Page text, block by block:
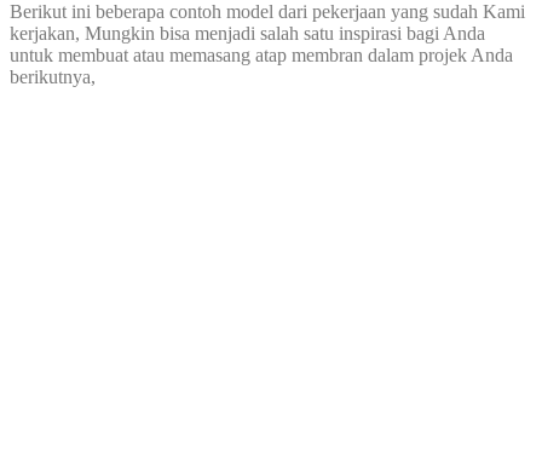
Berikut ini beberapa contoh model dari pekerjaan yang sudah Kami
kerjakan, Mungkin bisa menjadi salah satu inspirasi bagi Anda
untuk membuat atau memasang atap membran dalam projek Anda
berikutnya,